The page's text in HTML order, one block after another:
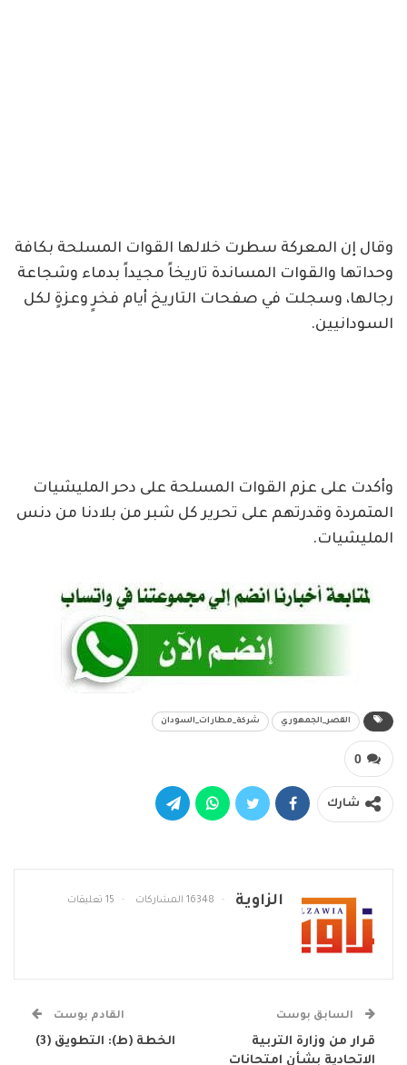
وقال إن المعركة سطرت خلالها القوات المسلحة بكافة
وحداتها والقوات المساندة تاريخاً مجيداً بدماء وشجاعة
رجالها، وسجلت في صفحات التاريخ أيام فخرٍ وعزةٍ لكل
السودانيين.
وأكدت على عزم القوات المسلحة على دحر المليشيات
المتمردة وقدرتهم على تحرير كل شبر من بلادنا من دنس
المليشيات.
القصر_الجمهوري شركة_مطارات_السودان
0
شارك
الزاوية 16348 المشاركات 15 تعليقات
السابق بوست
قرار من وزارة التربية
الاتحادية بشأن امتحانات
القادم بوست
الخطة (ط): التطويق (3)